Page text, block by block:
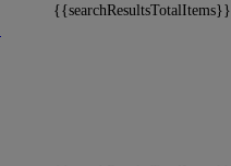
{{searchResultsTotalItems}}